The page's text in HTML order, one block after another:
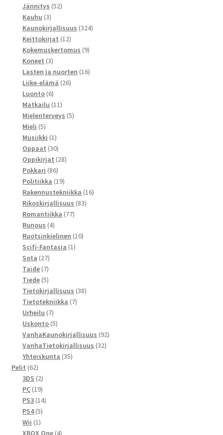
Jännitys 5252
Kauhu 33
tuotetta
Kaunokirjallisuus 324324
Keittokirjat 1212
tuotetta
Kokemuskertomus 99
Koneet 33
tuotetta
Lasten ja nuorten 1616
Liike-elämä 2626
Luonto 66
tuotetta
Matkailu 1111
tuotetta
Mielenterveys 55
Mieli 55
tuotetta
Musiikki 11
tuote
Oppaat 3030
tuotetta
Oppikirjat 2828
Pokkari 8686
tuotetta
Politiikka 1919
tuotetta
Rakennustekniikka 1616
Rikoskirjallisuus 8383
Romantiikka 7777
Runous 44
tuotetta
Ruotsinkielinen 1010
Scifi-Fantasia 11
Sota 2727
tuotetta
Taide 77
tuotetta
Tiede 55
tuotetta
Tietokirjallisuus 3838
Tietotekniikka 77
Urheilu 77
tuotetta
Uskonto 55
tuotetta
VanhaKaunokirjallisuus 9292
VanhaTietokirjallisuus 3232
Yhteiskunta 3535
Pelit 6262
tuotetta
3DS 22
tuotetta
PC 1919
tuotetta
PS3 1414
PS4 55
Wii 11
tuote
XBOX One 44